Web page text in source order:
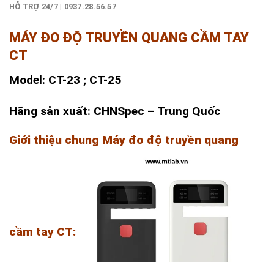
HỖ TRỢ 24/7 | 0937.28.56.57
MÁY ĐO ĐỘ TRUYỀN QUANG CẦM TAY
CT
Model: CT-23 ; CT-25
Hãng sản xuất: CHNSpec – Trung Quốc
Giới thiệu chung Máy đo độ truyền quang
cầm tay CT: